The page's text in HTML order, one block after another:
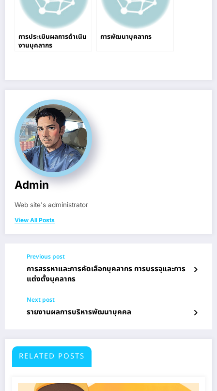
การประเมินผลการดำเนิน
งานบุคลากร
การพัฒนาบุคลากร
Admin
Web site's administrator
View All Posts
Previous post
การสรรหาและการคัดเลือกบุคลากร การบรรจุและการ
แต่งตั้งบุคลากร
Next post
รายงานผลการบริหารพัฒนาบุคคล
RELATED POSTS